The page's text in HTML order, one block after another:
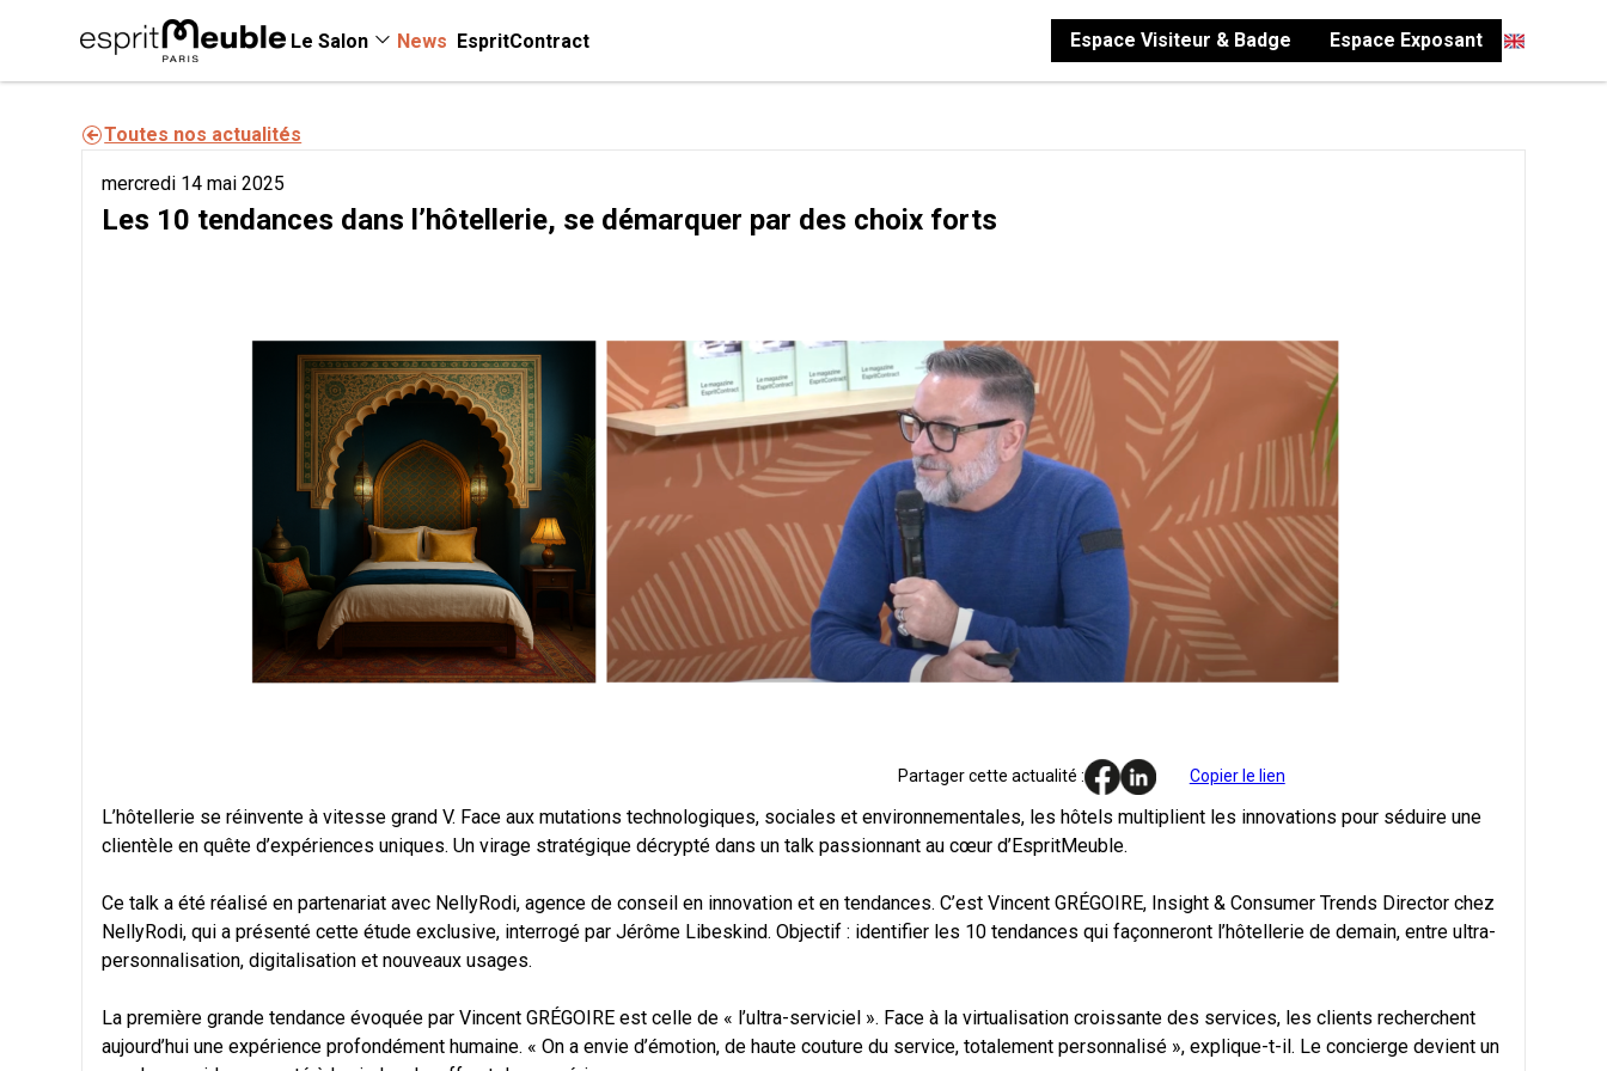
Le Salon News EspritContract Espace Exposant
Espace Visiteur & Badge
Toutes nos actualités
mercredi 14 mai 2025
Les 10 tendances dans l’hôtellerie, se démarquer par des choix forts
Partager cette actualité : Copier le lien
L’hôtellerie se réinvente à vitesse grand V. Face aux mutations technologiques, sociales et environnementales, les hôtels multiplient les innovations pour séduire une
clientèle en quête d’expériences uniques. Un virage stratégique décrypté dans un talk passionnant au cœur d’EspritMeuble.
Ce talk a été réalisé en partenariat avec NellyRodi, agence de conseil en innovation et en tendances. C’est Vincent GRÉGOIRE, Insight & Consumer Trends Director chez
NellyRodi, qui a présenté cette étude exclusive, interrogé par Jérôme Libeskind. Objectif : identifier les 10 tendances qui façonneront l’hôtellerie de demain, entre ultra-
personnalisation, digitalisation et nouveaux usages.
La première grande tendance évoquée par Vincent GRÉGOIRE est celle de « l’ultra-serviciel ». Face à la virtualisation croissante des services, les clients recherchent
aujourd’hui une expérience profondément humaine. « On a envie d’émotion, de haute couture du service, totalement personnalisé », explique-t-il. Le concierge devient un